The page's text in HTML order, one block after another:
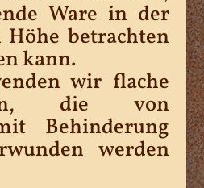
Ware in der
Höhe betrachten
kann.
wir flache
die von
Behinderung
werden